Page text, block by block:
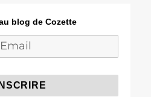
blog de Cozette